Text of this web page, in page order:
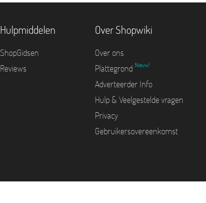
Hulpmiddelen
ShopGidsen
Reviews
Over Shopwiki
Over ons
Plattegrond Nieuw!
Adverteerder Info
Hulp & Veelgestelde vragen
Privacy
Gebruikersovereenkomst